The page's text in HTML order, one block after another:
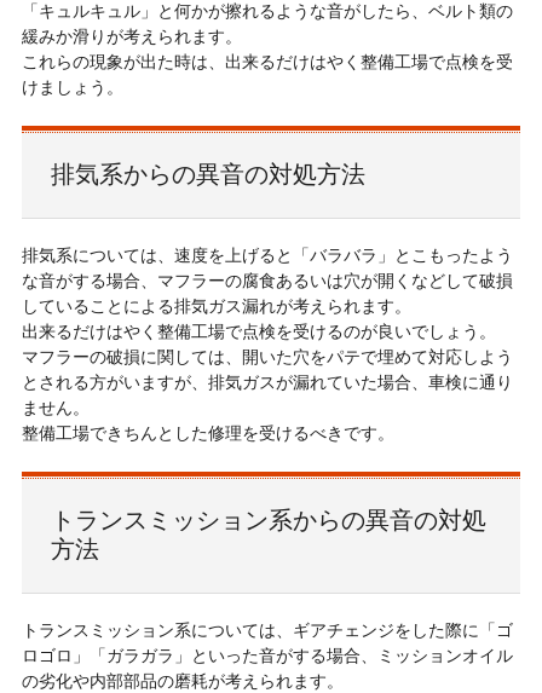
「キュルキュル」と何かが擦れるような音がしたら、ベルト類の
緩みか滑りが考えられます。
これらの現象が出た時は、出来るだけはやく整備工場で点検を受
けましょう。
排気系からの異音の対処方法
排気系については、速度を上げると「バラバラ」とこもったよう
な音がする場合、マフラーの腐食あるいは穴が開くなどして破損
していることによる排気ガス漏れが考えられます。
出来るだけはやく整備工場で点検を受けるのが良いでしょう。
マフラーの破損に関しては、開いた穴をパテで埋めて対応しよう
とされる方がいますが、排気ガスが漏れていた場合、車検に通り
ません。
整備工場できちんとした修理を受けるべきです。
トランスミッション系からの異音の対処
方法
トランスミッション系については、ギアチェンジをした際に「ゴ
ロゴロ」「ガラガラ」といった音がする場合、ミッションオイル
の劣化や内部部品の磨耗が考えられます。